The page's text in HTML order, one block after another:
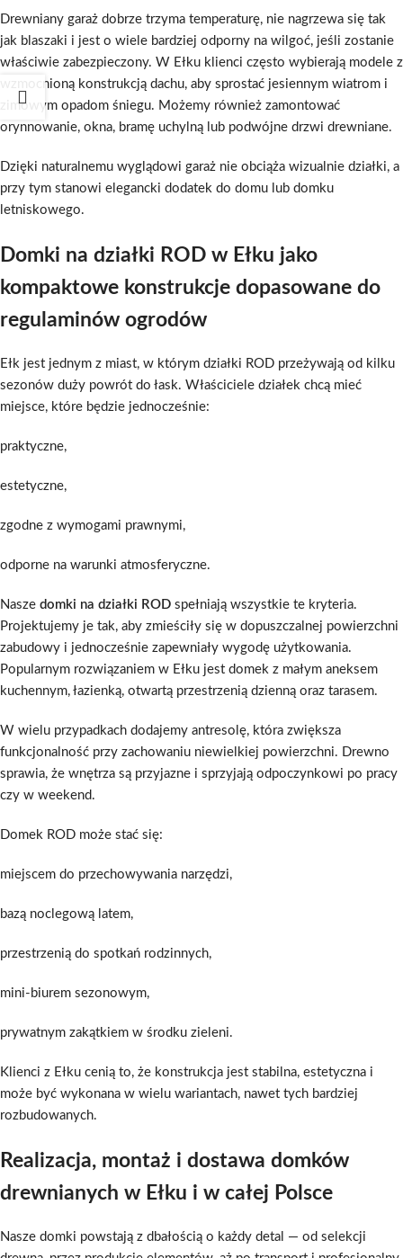
Drewniany garaż dobrze trzyma temperaturę, nie nagrzewa się tak
jak blaszaki i jest o wiele bardziej odporny na wilgoć, jeśli zostanie
właściwie zabezpieczony. W Ełku klienci często wybierają modele z
wzmocnioną konstrukcją dachu, aby sprostać jesiennym wiatrom i
zimowym opadom śniegu. Możemy również zamontować
orynnowanie, okna, bramę uchylną lub podwójne drzwi drewniane.
Dzięki naturalnemu wyglądowi garaż nie obciąża wizualnie działki, a
przy tym stanowi elegancki dodatek do domu lub domku
letniskowego.
Domki na działki ROD w Ełku jako
kompaktowe konstrukcje dopasowane do
regulaminów ogrodów
Ełk jest jednym z miast, w którym działki ROD przeżywają od kilku
sezonów duży powrót do łask. Właściciele działek chcą mieć
miejsce, które będzie jednocześnie:
praktyczne,
estetyczne,
zgodne z wymogami prawnymi,
odporne na warunki atmosferyczne.
Nasze domki na działki ROD spełniają wszystkie te kryteria.
Projektujemy je tak, aby zmieściły się w dopuszczalnej powierzchni
zabudowy i jednocześnie zapewniały wygodę użytkowania.
Popularnym rozwiązaniem w Ełku jest domek z małym aneksem
kuchennym, łazienką, otwartą przestrzenią dzienną oraz tarasem.
W wielu przypadkach dodajemy antresolę, która zwiększa
funkcjonalność przy zachowaniu niewielkiej powierzchni. Drewno
sprawia, że wnętrza są przyjazne i sprzyjają odpoczynkowi po pracy
czy w weekend.
Domek ROD może stać się:
miejscem do przechowywania narzędzi,
bazą noclegową latem,
przestrzenią do spotkań rodzinnych,
mini-biurem sezonowym,
prywatnym zakątkiem w środku zieleni.
Klienci z Ełku cenią to, że konstrukcja jest stabilna, estetyczna i
może być wykonana w wielu wariantach, nawet tych bardziej
rozbudowanych.
Realizacja, montaż i dostawa domków
drewnianych w Ełku i w całej Polsce
Nasze domki powstają z dbałością o każdy detal — od selekcji